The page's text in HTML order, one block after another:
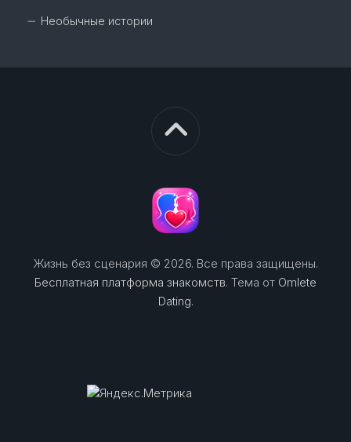
Необычные истории
Жизнь без сценария © 2026. Все права защищены.
Бесплатная платформа знакомств. Тема от Omlete
Dating.